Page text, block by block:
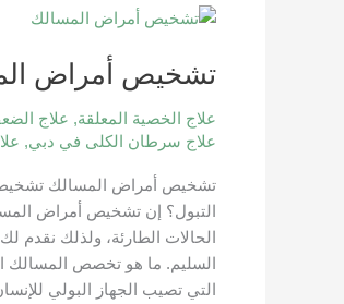
تشخيص أمراض
علاج الخصية المعلقة, علاج
علاج سرطان الكلى في دبي,
تشخيص أمراض المسالك تشخيص
التبول؟ إن تشخيص أمراض
الحالات الطارئة، ولذلك نقدم
السليم. ما هو تخصص المسالك
التي تصيب الجهاز البولي
تشخيص
المسالك
|
الأعراض
الفحص
والعلاج